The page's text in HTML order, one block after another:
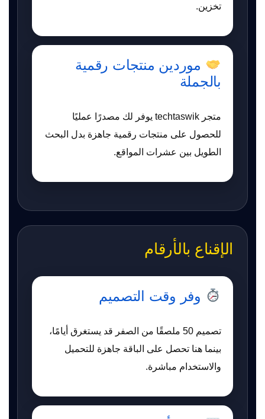
تخزين.
موردين منتجات رقمية
بالجملة
متجر techtaswik يوفر لك مصدرًا عمليًا
للحصول على منتجات رقمية جاهزة بدل البحث
الطويل بين عشرات المواقع.
الإقناع بالأرقام
وفر وقت التصميم
تصميم 50 ملصقًا من الصفر قد يستغرق أيامًا،
بينما هنا تحصل على الباقة جاهزة للتحميل
والاستخدام مباشرة.